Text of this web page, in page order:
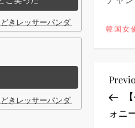
韓国女
投
稿
Post
ォニ
どきレッサーパンダ ｜Disney (ディズ
どきレッサーパンダ ｜Disney (ディズ